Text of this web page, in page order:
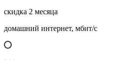
скидка 2 месяца
домашний интернет, мбит/с